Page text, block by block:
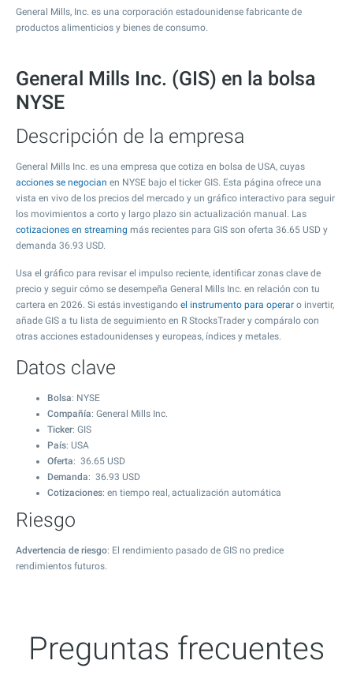
General Mills, Inc. es una corporación estadounidense fabricante de
productos alimenticios y bienes de consumo.
General Mills Inc. (GIS) en la bolsa
NYSE
Descripción de la empresa
General Mills Inc. es una empresa que cotiza en bolsa de USA, cuyas
acciones se negocian en NYSE bajo el ticker GIS. Esta página ofrece una
vista en vivo de los precios del mercado y un gráfico interactivo para seguir
los movimientos a corto y largo plazo sin actualización manual. Las
cotizaciones en streaming más recientes para GIS son oferta 36.65 USD y
demanda 36.93 USD.
Usa el gráfico para revisar el impulso reciente, identificar zonas clave de
precio y seguir cómo se desempeña General Mills Inc. en relación con tu
cartera en 2026. Si estás investigando el instrumento para operar o invertir,
añade GIS a tu lista de seguimiento en R StocksTrader y compáralo con
otras acciones estadounidenses y europeas, índices y metales.
Datos clave
Bolsa: NYSE
Compañía: General Mills Inc.
Ticker: GIS
País: USA
Oferta: 36.65 USD
Demanda: 36.93 USD
Cotizaciones: en tiempo real, actualización automática
Riesgo
Advertencia de riesgo: El rendimiento pasado de GIS no predice
rendimientos futuros.
Preguntas frecuentes